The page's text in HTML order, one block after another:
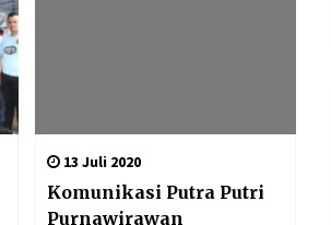
13 Juli 2020
Komunikasi Putra Putri
Purnawirawan